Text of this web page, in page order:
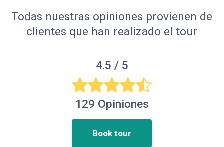
Todas nuestras opiniones provienen de
clientes que han realizado el tour
4.5 / 5
129 Opiniones
Book tour